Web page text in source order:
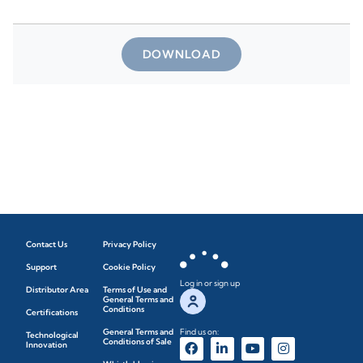
DOWNLOAD
Contact Us
Support
Distributor Area
Certifications
Technological
Innovation
Privacy Policy
Cookie Policy
Terms of Use and
General Terms and
Conditions
General Terms and
Conditions of Sale
Log in or sign up
Find us on: